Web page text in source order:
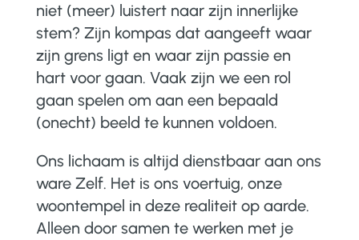
niet (meer) luistert naar zijn innerlijke
stem? Zijn kompas dat aangeeft waar
zijn grens ligt en waar zijn passie en
hart voor gaan. Vaak zijn we een rol
gaan spelen om aan een bepaald
(onecht) beeld te kunnen voldoen.
Ons lichaam is altijd dienstbaar aan ons
ware Zelf. Het is ons voertuig, onze
woontempel in deze realiteit op aarde.
Alleen door samen te werken met je